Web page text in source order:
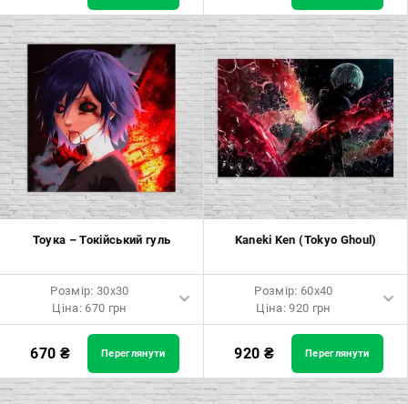
Розмір: 60x90 Ціна: 1650 грн
Розмір: 80x120 Ціна: 2050 грн
Розмір: 40x40 Ціна: 840 грн
Розмір: 50x50 Ціна: 970 грн
Розмір: 60x60 Ціна: 1290 грн
Розмір: 70x70 Ціна: 1550 грн
Розмір: 80x80 Ціна: 1650 грн
Розмір: 90x90 Ціна: 1800 грн
Розмір: 100x100 Ціна: 2500
грн
Тоука – Токійський гуль
Розмір: 30x30
Ціна: 670 грн
Розмір: 30x30 Ціна: 670 грн
Розмір: 40x40 Ціна: 840 грн
670 ₴ Переглянути
Kaneki Ken (Tokyo Ghoul)
Розмір: 60x40
Ціна: 920 грн
Розмір: 60x40 Ціна: 920 грн
Розмір: 90x60 Ціна: 1650 грн
920 ₴ Переглянути